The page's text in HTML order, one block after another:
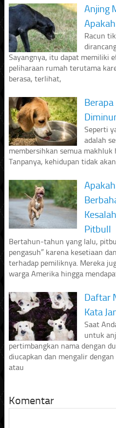
Anjing
Racun
Sayangnya, itu dapat memiliki
peliharaan rumah terutama
berasa, terlihat,
Seperti
adalah
membersihkan semua makhluk
Tanpanya, kehidupan tidak
Pitbull
Bertahun-tahun yang lalu,
pengasuh” karena kesetiaan
terhadap pemiliknya. Mereka
warga Amerika hingga
Daftar
Kata
Saat
untuk
pertimbangkan nama dengan
diucapkan dan mengalir
atau
Komentar